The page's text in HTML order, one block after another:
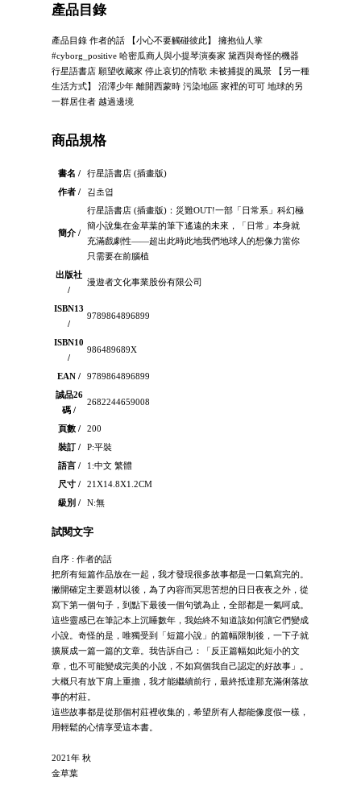
產品目錄
產品目錄 作者的話 【小心不要觸碰彼此】 擁抱仙人掌
#cyborg_positive 哈密瓜商人與小提琴演奏家 黛西與奇怪的機器
行星語書店 願望收藏家 停止哀切的情歌 未被捕捉的⾵景 【另一種
生活方式】 沼澤少年 離開西蒙時 污染地區 家裡的可可 地球的另
⼀群居住者 越過邊境
商品規格
書名 /
行星語書店 (插畫版)
作者 /
김초엽
簡介 /
行星語書店 (插畫版)：災難OUT!一部「日常系」科幻極
簡小說集在金草葉的筆下遙遠的未來，「日常」本身就
充滿戲劇性——超出此時此地我們地球人的想像力當你
只需要在前腦植
出版社
/
漫遊者文化事業股份有限公司
ISBN13
/
9789864896899
ISBN10
/
986489689X
EAN /
9789864896899
誠品26
碼 /
2682244659008
頁數 /
200
裝訂 /
P:平裝
語言 /
1:中文 繁體
尺寸 /
21X14.8X1.2CM
級別 /
N:無
試閱文字
自序 : 作者的話
把所有短篇作品放在一起，我才發現很多故事都是一口氣寫完的。
撇開確定主要題材以後，為了內容而冥思苦想的日日夜夜之外，從
寫下第一個句子，到點下最後一個句號為止，全部都是一氣呵成。
這些靈感已在筆記本上沉睡數年，我始終不知道該如何讓它們變成
小說。奇怪的是，唯獨受到「短篇小說」的篇幅限制後，一下子就
擴展成一篇一篇的文章。我告訴自己：「反正篇幅如此短小的文
章，也不可能變成完美的小說，不如寫個我自己認定的好故事」。
大概只有放下肩上重擔，我才能繼續前行，最終抵達那充滿俐落故
事的村莊。
這些故事都是從那個村莊裡收集的，希望所有人都能像度假一樣，
用輕鬆的心情享受這本書。
2021年 秋
金草葉